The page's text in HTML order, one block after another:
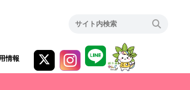
情報